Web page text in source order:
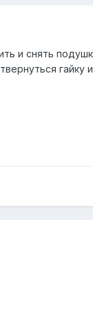
и снять
гайку